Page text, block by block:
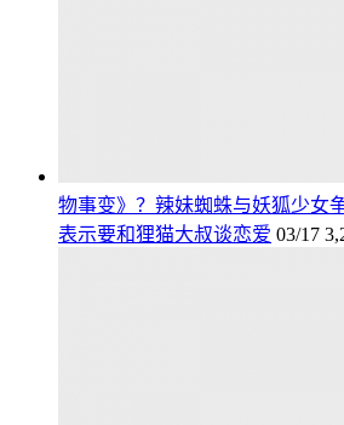
物事变》？辣妹蜘蛛与妖狐少女
表示要和狸猫大叔谈恋爱 03/17